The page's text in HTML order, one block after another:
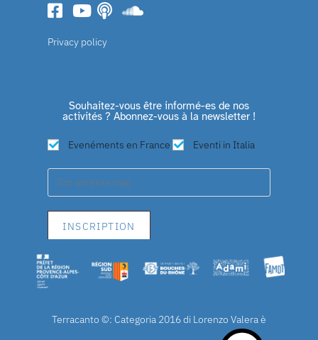
Privacy policy
Souhaitez-vous être informé-es de nos
activités ? Abonnez-vous à la newsletter !
Evenéments en France Eventi in Italia
Terracanto ©: Categoria 2016 di Lorenzo Valera è